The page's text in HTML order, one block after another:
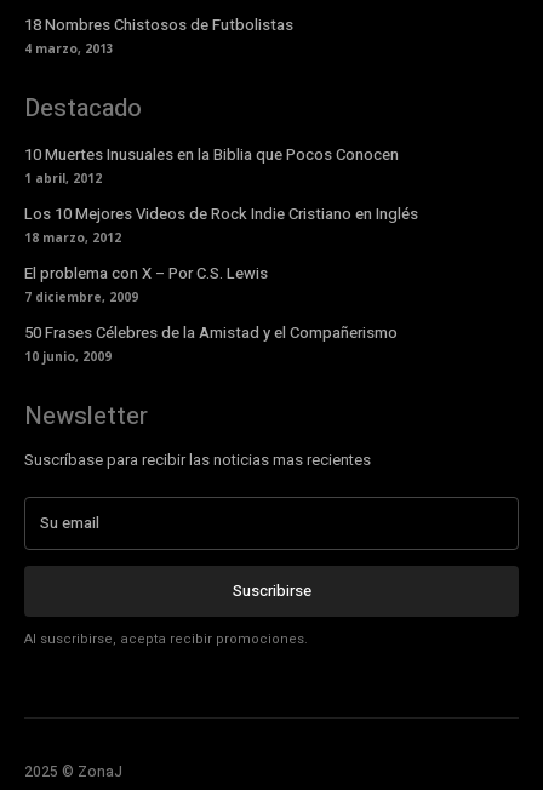
18 Nombres Chistosos de Futbolistas
4 marzo, 2013
Destacado
10 Muertes Inusuales en la Biblia que Pocos Conocen
1 abril, 2012
Los 10 Mejores Videos de Rock Indie Cristiano en Inglés
18 marzo, 2012
El problema con X – Por C.S. Lewis
7 diciembre, 2009
50 Frases Célebres de la Amistad y el Compañerismo
10 junio, 2009
Newsletter
Suscríbase para recibir las noticias mas recientes
Suscribirse
Al suscribirse, acepta recibir promociones.
2025 © ZonaJ